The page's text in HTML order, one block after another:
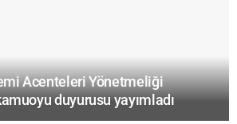
Acenteleri Yönetmeliği
duyurusu yayımladı